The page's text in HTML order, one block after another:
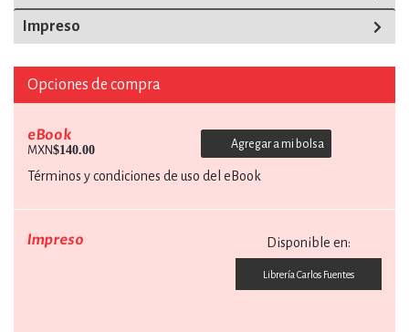
Impreso
Opciones de compra
eBook
MXN$140.00 Agregar a mi bolsa
Términos y condiciones de uso del eBook
Impreso Disponible en:
Librería Carlos Fuentes